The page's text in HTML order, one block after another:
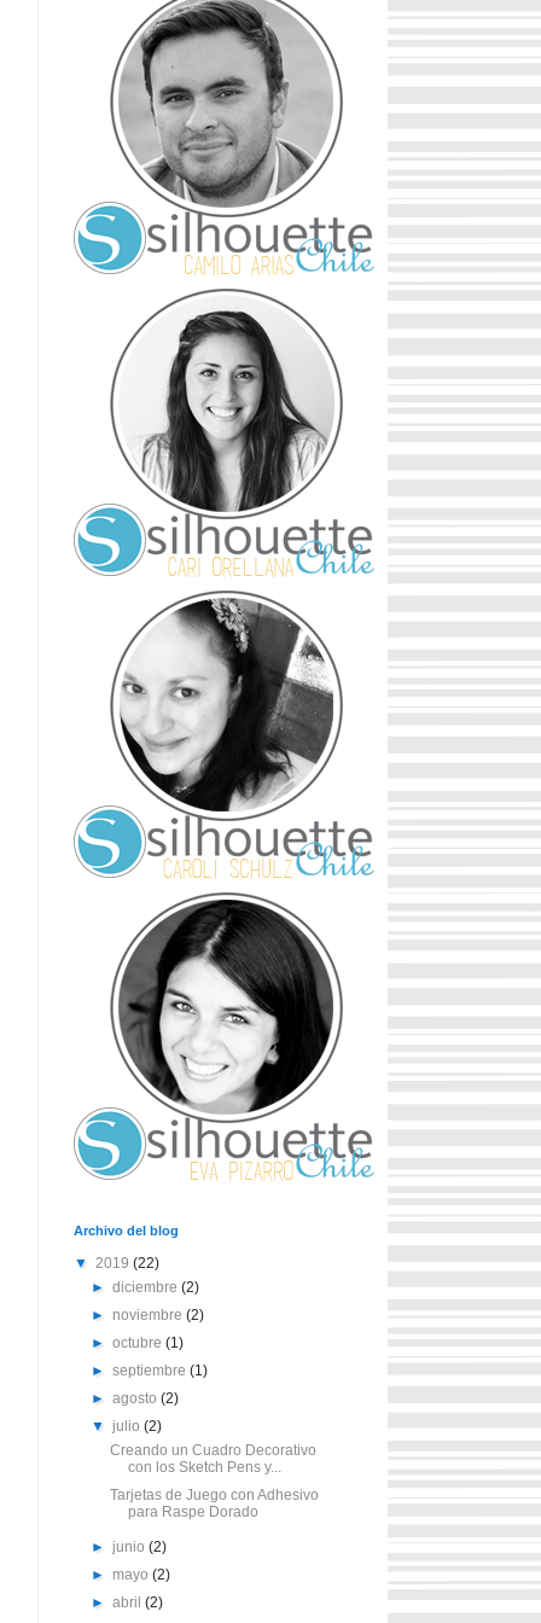
Archivo del blog
▼ 2019 (22)
►diciembre(2)
► noviembre(2)
►octubre(1)
►septiembre(1)
►agosto(2)
▼julio(2)
Creando un Cuadro Decorativo
con los Sketch Pens y...
Tarjetas de Juego con Adhesivo
para Raspe Dorado
►junio(2)
► mayo(2)
►abril(2)